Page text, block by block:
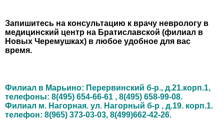
Запишитесь на консультацию к врачу неврологу в
медицинский центр на Братиславской (филиал в
Новых Черемушках) в любое удобное для вас
время.
Филиал в Марьино: Перервинский б-р., д.21.корп.1,
телефоны: 8(495) 654-66-61 , 8(495) 658-99-08.
Филиал м. Нагорная. ул. Нагорный б-р , д.19. корп.1.
телефон: 8(965) 373-03-03, 8(499)662-42-26.